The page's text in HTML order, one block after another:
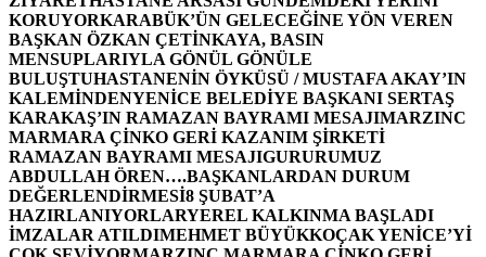
KORUYORKARABÜK’ÜN GELECEĞİNE YÖN VEREN
BAŞKAN ÖZKAN ÇETİNKAYA, BASIN
MENSUPLARIYLA GÖNÜL GÖNÜLE
BULUŞTUHASTANENİN ÖYKÜSÜ / MUSTAFA AKAY’IN
KALEMİNDENYENİCE BELEDİYE BAŞKANI SERTAŞ
KARAKAŞ’IN RAMAZAN BAYRAMI MESAJIMARZINC
MARMARA ÇİNKO GERİ KAZANIM ŞİRKETİ
RAMAZAN BAYRAMI MESAJIGURURUMUZ
ABDULLAH ÖREN….BAŞKANLARDAN DURUM
DEĞERLENDİRMESİ8 ŞUBAT’A
HAZIRLANIYORLARYEREL KALKINMA BAŞLADI
İMZALAR ATILDIMEHMET BÜYÜKKOÇAK YENİCE’Yİ